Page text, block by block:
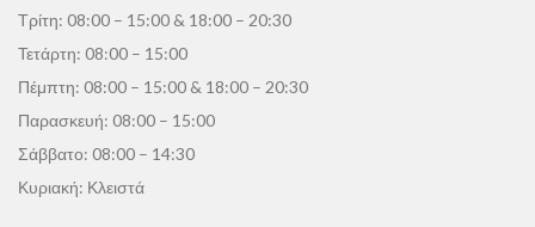
Τρίτη: 08:00 – 15:00 & 18:00 – 20:30
Τετάρτη: 08:00 – 15:00
Πέμπτη: 08:00 – 15:00 & 18:00 – 20:30
Παρασκευή: 08:00 – 15:00
Σάββατο: 08:00 – 14:30
Κυριακή: Κλειστά